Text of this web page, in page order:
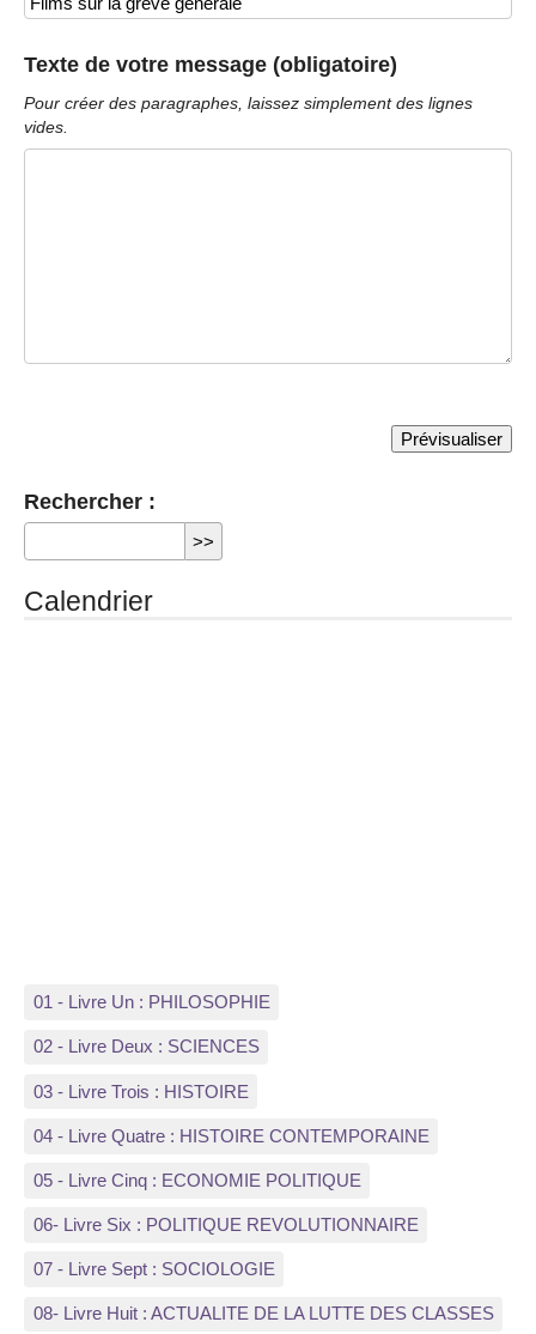
Texte de votre message (obligatoire)
Pour créer des paragraphes, laissez simplement des lignes
vides.
Rechercher :
Calendrier
01 - Livre Un : PHILOSOPHIE
02 - Livre Deux : SCIENCES
03 - Livre Trois : HISTOIRE
04 - Livre Quatre : HISTOIRE CONTEMPORAINE
05 - Livre Cinq : ECONOMIE POLITIQUE
06- Livre Six : POLITIQUE REVOLUTIONNAIRE
07 - Livre Sept : SOCIOLOGIE
08- Livre Huit : ACTUALITE DE LA LUTTE DES CLASSES